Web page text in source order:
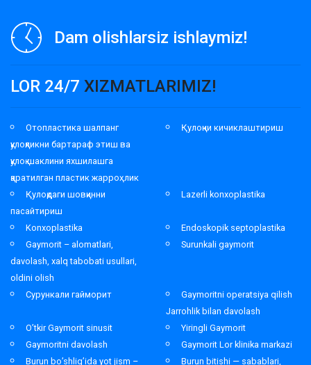
Dam olishlarsiz ishlaymiz!
LOR 24/7 XIZMATLARIMIZ!
Отопластика шалпанг
қулоқликни бартараф этиш ва
қулоқ шаклини яхшилашга
қаратилган пластик жарроҳлик
Қулоқни кичиклаштириш
Қулоқдаги шовқинни
пасайтириш
Lazerli konxoplastika
Konxoplastika
Endoskopik septoplastika
Gaymorit – alomatlari,
davolash, xalq tabobati usullari,
oldini olish
Surunkali gaymorit
Сурункали гайморит
Gaymoritni operatsiya qilish
Jarrohlik bilan davolash
O’tkir Gaymorit sinusit
Yiringli Gaymorit
Gaymoritni davolash
Gaymorit Lor klinika markazi
Burun bo’shlig’ida yot jism –
Burun bitishi — sabablari,